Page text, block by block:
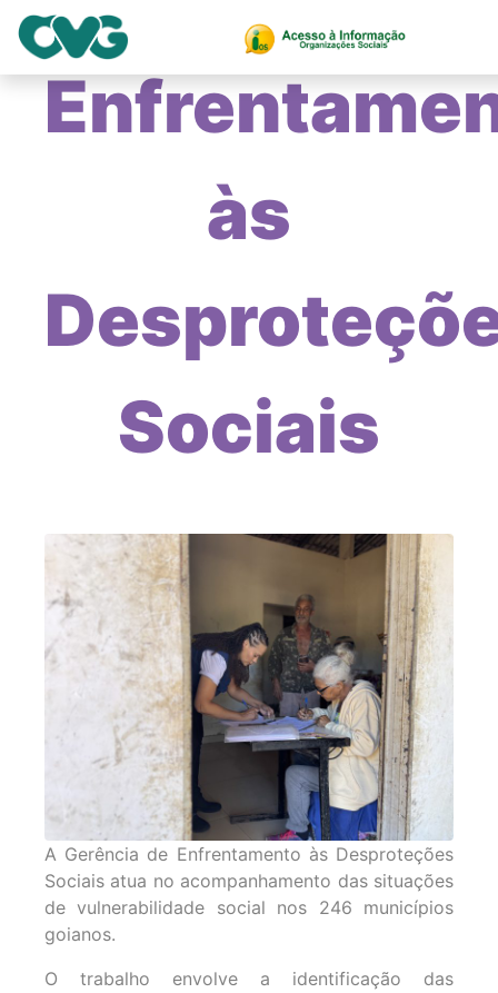
às
Sociais
A Gerência de Enfrentamento às Desproteções
Sociais atua no acompanhamento das situações
de vulnerabilidade social nos 246 municípios
goianos.
O trabalho envolve a identificação das